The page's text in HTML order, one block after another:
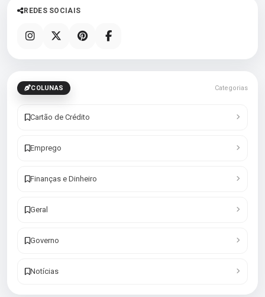
REDES SOCIAIS
COLUNAS Categorias
Cartão de Crédito
Emprego
Finanças e Dinheiro
Geral
Governo
Notícias